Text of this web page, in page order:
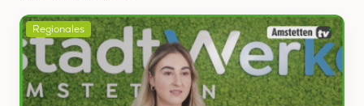
Regionales